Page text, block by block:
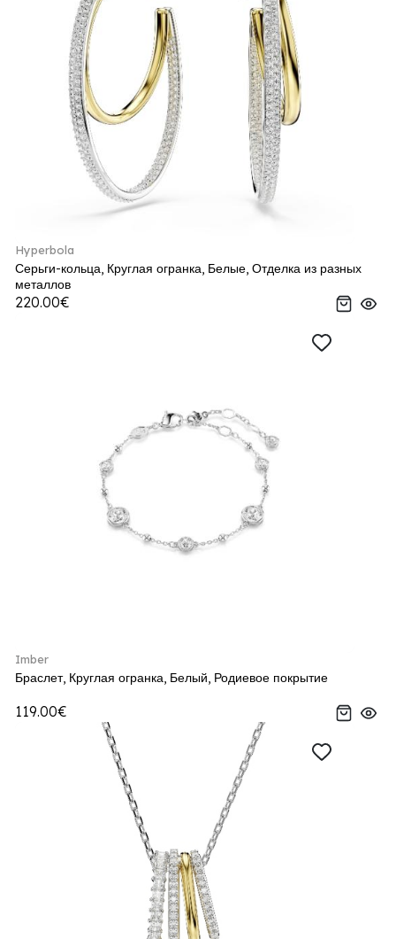
Hyperbola
Серьги-кольца, Круглая огранка, Белые, Отделка из разных
металлов
220.00€
Imber
Браслет, Круглая огранка, Белый, Родиевое покрытие
119.00€